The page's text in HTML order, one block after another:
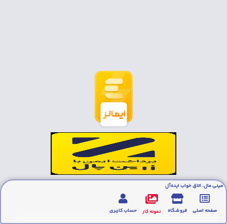
مینی مال، اتاق خواب ایده‌آل
صفحه اصلی فروشگاه نمونه کار حساب کاربری